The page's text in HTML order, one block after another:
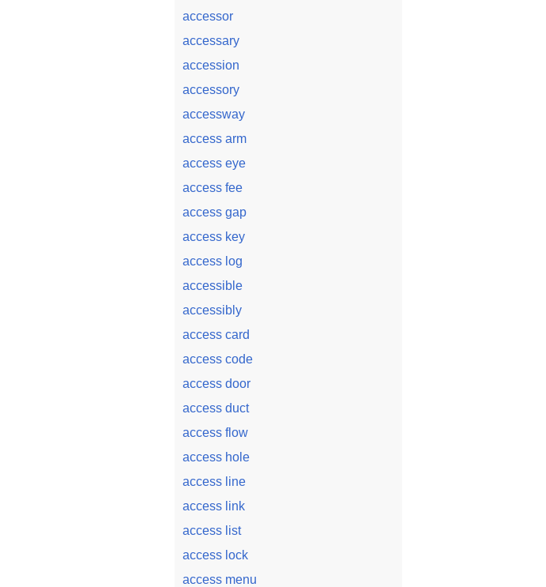
accessor
accessary
accession
accessory
accessway
access arm
access eye
access fee
access gap
access key
access log
accessible
accessibly
access card
access code
access door
access duct
access flow
access hole
access line
access link
access list
access lock
access menu